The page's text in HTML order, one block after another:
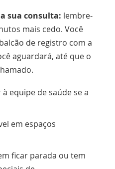
sua consulta: lembre-
mais cedo. Você
de registro com a
aguardará, até que o
equipe de saúde se a
em espaços
ficar parada ou tem